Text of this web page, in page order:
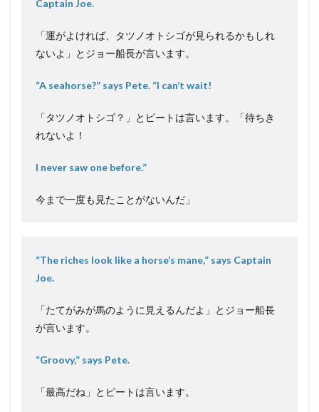
Captain Joe.
「運がよければ、タツノオトシゴが見られるかもしれ
ないよ」とジョー船長が言います。
“A seahorse?” says Pete. “I can’t wait!
「タツノオトシゴ？」とピートは言います。「待ちき
れないよ！
I never saw one before.”
今まで一度も見たことがないんだ」
“The riches look like a horse’s mane,” says Captain
Joe.
「たてがみが馬のように見えるんだよ」とジョー船長
が言います。
“Groovy,” says Pete.
「最高だね」とピートは言います。